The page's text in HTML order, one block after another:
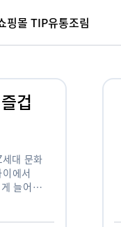
핑몰 TIP유통조림
겁
대 문화
에서
늘어서